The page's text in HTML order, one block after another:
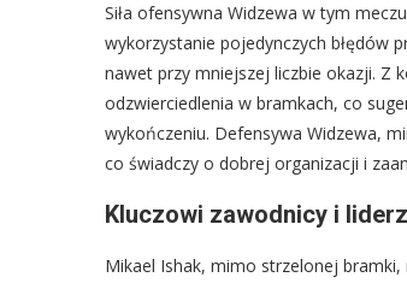
Siła ofensywna Widzewa w tym
wykorzystanie pojedynczych błędów
nawet przy mniejszej liczbie okazji. Z
odzwierciedlenia w bramkach, co
wykończeniu. Defensywa Widzewa,
co świadczy o dobrej organizacji i
Kluczowi zawodnicy i
Mikael Ishak, mimo strzelonej bramki,